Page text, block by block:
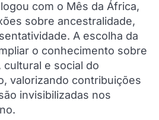
com o Mês da África,
sobre ancestralidade,
A escolha da
o conhecimento sobre
e social do
valorizando contribuições
invisibilizadas nos